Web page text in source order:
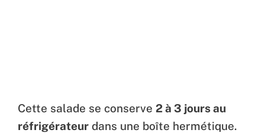
Cette salade se conserve 2 à 3 jours au
réfrigérateur dans une boîte hermétique.